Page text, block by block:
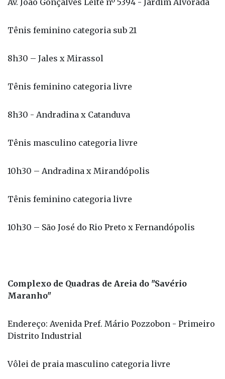
8h30 – Jales x Mirassol
Tênis feminino categoria livre
8h30 - Andradina x Catanduva
Tênis masculino categoria livre
10h30 – Andradina x Mirandópolis
Tênis feminino categoria livre
10h30 – São José do Rio Preto x Fernandópolis
Endereço: Avenida Pref. Mário Pozzobon - Primeiro
Vôlei de praia masculino categoria livre
8h – Barbosa e Indiaporã